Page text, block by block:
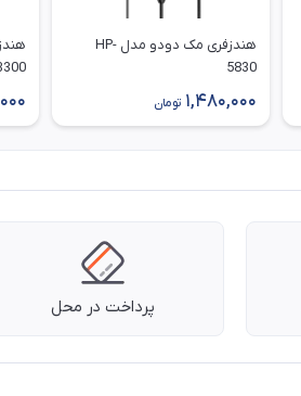
هندزفری مک دودو مدل HP-
5830
1,480,000 تومان
پرداخت در محل